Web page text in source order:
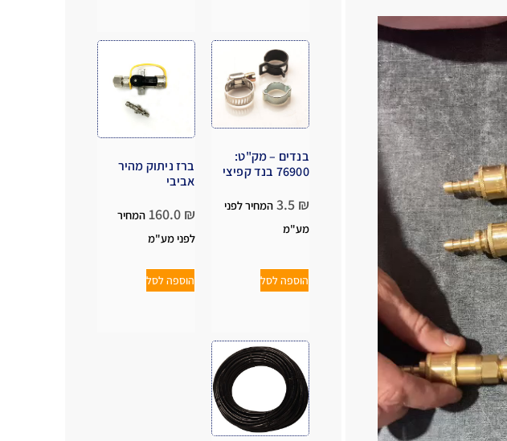
בנדים – מק"ט:
76900 בנד קפיצי
₪
3.5
המחיר לפני
מע"מ
הוספה לסל
ברז ניתוק מהיר
אביבי
₪
160.0
המחיר
לפני מע"מ
הוספה לסל